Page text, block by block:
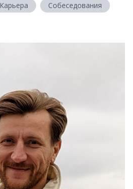
Карьера
Собеседования